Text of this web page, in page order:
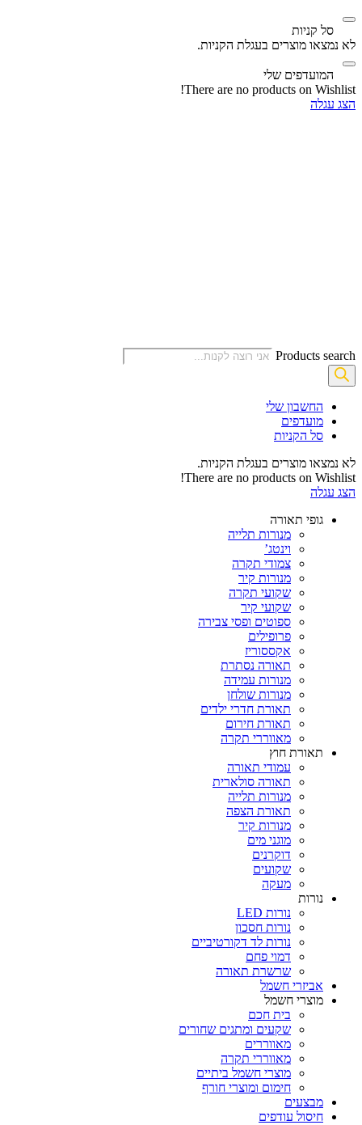
סל קניות‬
לא נמצאו מוצרים בעגלת הקניות.
המועדפים שלי
There are no products on Wishlist!
הצג עגלה
Products search
החשבון שלי‬
‫מועדפים‬‬
סל הקניות
לא נמצאו מוצרים בעגלת הקניות.
There are no products on Wishlist!
הצג עגלה
גופי תאורה
מנורות תלייה
וינטג’
צמודי תקרה
מנורות קיר
שקועי תקרה
שקועי קיר
ספוטים ופסי צבירה
פרופילים
אקססוריז
תאורה נסתרת
מנורות עמידה
מנורות שולחן
תאורת חדרי ילדים
תאורת חירום
מאווררי תקרה
תאורת חוץ
עמודי תאורה
תאורה סולארית
מנורות תלייה
תאורת הצפה
מנורות קיר
מוגני מים
דוקרנים
שקועים
מעקה
נורות
נורות LED
נורות חסכון
נורות לד דקורטיביים
דמוי פחם
שרשרת תאורה
אביזרי חשמל
מוצרי חשמל
בית חכם
שקעים ומתגים שחורים
מאווררים
מאווררי תקרה
מוצרי חשמל ביתיים
חימום ומוצרי חורף
מבצעים
חיסול עודפים